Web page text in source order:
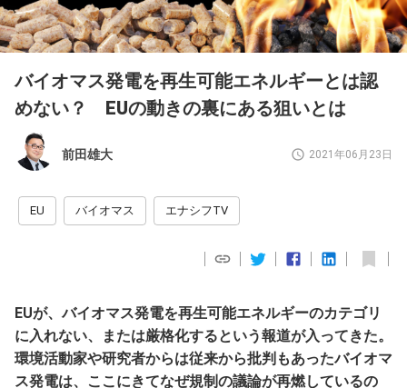
バイオマス発電を再生可能エネルギーとは認
めない？ EUの動きの裏にある狙いとは
前田雄大 2021年06月23日
EU バイオマス エナシフTV
EUが、バイオマス発電を再生可能エネルギーのカテゴリ
に入れない、または厳格化するという報道が入ってきた。
環境活動家や研究者からは従来から批判もあったバイオマ
ス発電は、ここにきてなぜ規制の議論が再燃しているの